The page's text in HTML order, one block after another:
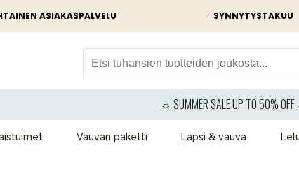
ASIAKASPALVELU ✓ SYNNYTYSTAKUU
☼ SUMMER SALE UP TO 50%
Vauvan paketti Lapsi & vauva